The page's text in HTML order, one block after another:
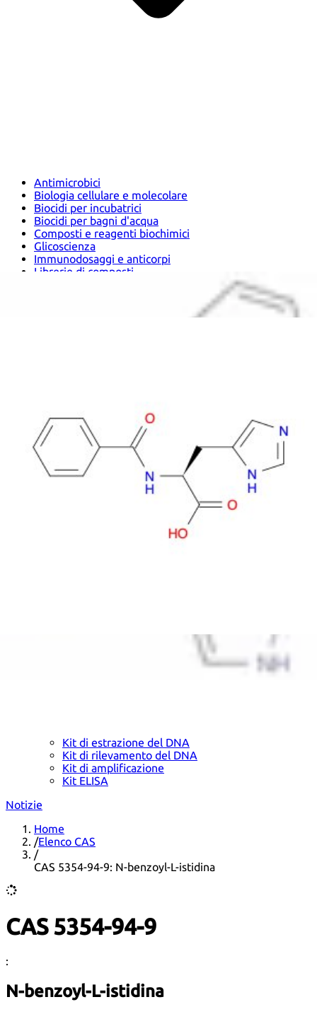
Antimicrobici
Biologia cellulare e molecolare
Biocidi per incubatrici
Biocidi per bagni d'acqua
Composti e reagenti biochimici
Glicoscienza
Immunodosaggi e anticorpi
Librerie di composti
Kit di estrazione del DNA
Kit di rilevamento del DNA
Kit di amplificazione
Kit ELISA
Notizie
Home
/Elenco CAS
/
CAS 5354-94-9: N-benzoyl-L-istidina
CAS 5354-94-9
:
N-benzoyl-L-istidina